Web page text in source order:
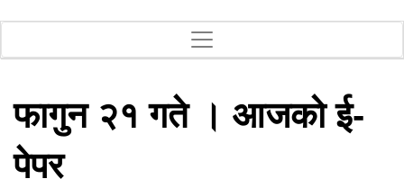
फागुन २१ गते । आजको ई-
पेपर